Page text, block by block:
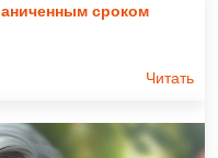
сроком
Читать